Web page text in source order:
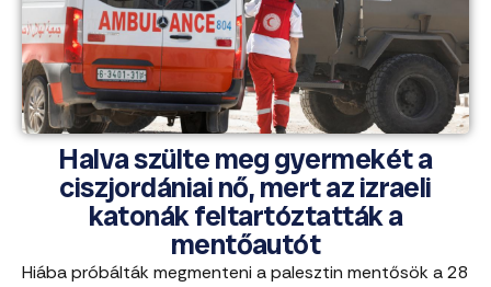
Halva szülte meg gyermekét a
ciszjordániai nő, mert az izraeli
katonák feltartóztatták a
mentőautót
Hiába próbálták megmenteni a palesztin mentősök a 28